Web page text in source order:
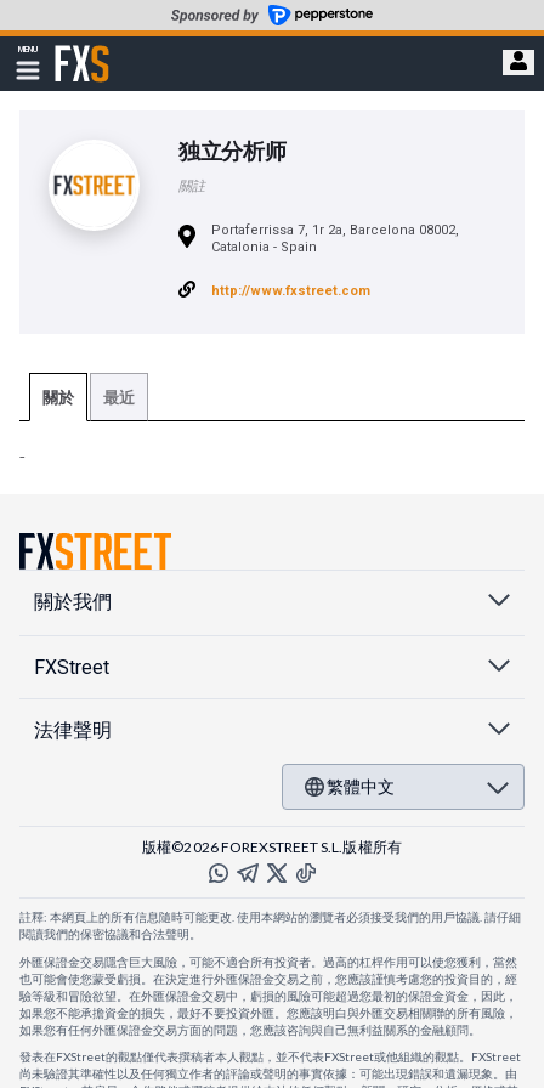
至
要
MENU
顯
示
FXStreet
独立分析师
關註
Portaferrissa 7, 1r 2a, Barcelona 08002,
Catalonia - Spain
http://www.fxstreet.com
關於 最近
-
關於我們
FXStreet
法律聲明
繁體中文
版權©2026 FOREXSTREET S.L.版權所有
註釋: 本網頁上的所有信息隨時可能更改. 使用本網站的瀏覽者必須接受我們的用戶協議. 請仔細
閱讀我們的保密協議和合法聲明。
外匯保證金交易隱含巨大風險，可能不適合所有投資者。過高的杠桿作用可以使您獲利，當然
也可能會使您蒙受虧損。在決定進行外匯保證金交易之前，您應該謹慎考慮您的投資目的，經
驗等級和冒險欲望。在外匯保證金交易中，虧損的風險可能超過您最初的保證金資金，因此，
如果您不能承擔資金的損失，最好不要投資外匯。您應該明白與外匯交易相關聯的所有風險，
如果您有任何外匯保證金交易方面的問題，您應該咨詢與自己無利益關系的金融顧問。
發表在FXStreet的觀點僅代表撰稿者本人觀點，並不代表FXStreet或他組織的觀點。FXStreet
尚未驗證其準確性以及任何獨立作者的評論或聲明的事實依據：可能出現錯誤和遺漏現象。由